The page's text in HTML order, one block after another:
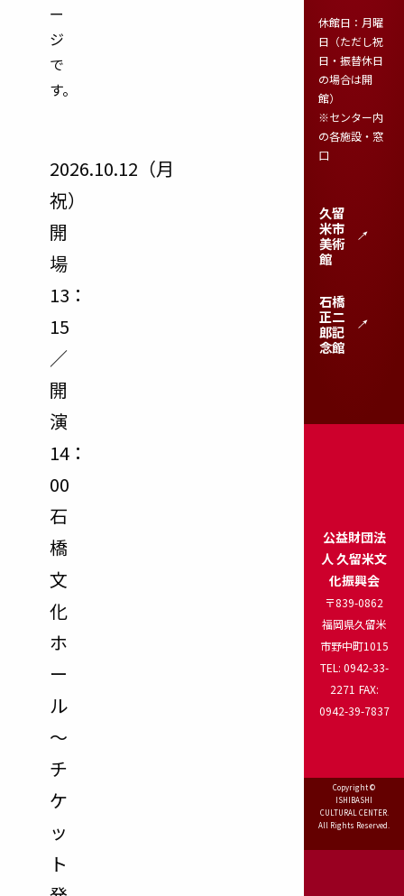
ー
ジ
で
す。
2026.10.12（月
祝）
開
場
13：
15
／
開
演
14：
00
石
橋
文
化
ホ
ー
ル
～
チ
ケ
ッ
ト
休館日：月曜
日 （ただし祝
日・振替休日
の場合は開
館）
※センター内
の各施設・窓
口
久留
米市
美術
館
石橋
正二
郎記
念館
公益財団法
人 久留米文
化振興会
〒839-0862
福岡県久留米
市野中町1015
TEL: 0942-33-
2271 FAX:
0942-39-7837
Copyright ©
ISHIBASHI
CULTURAL CENTER.
All Rights Reserved.